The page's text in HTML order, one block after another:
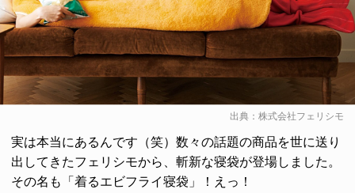
出典： 株式会社フェリシモ
実は本当にあるんです（笑）数々の話題の商品を世に送り
出してきたフェリシモから、斬新な寝袋が登場しました。
その名も「着るエビフライ寝袋」！えっ！